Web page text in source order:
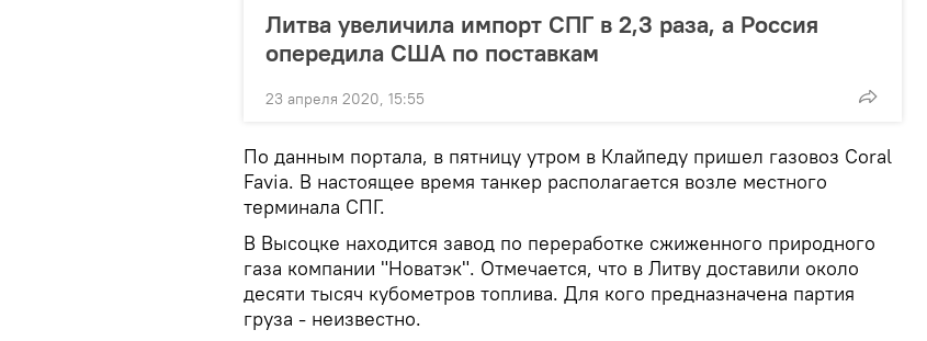
Литва увеличила импорт СПГ в 2,3 раза, а Россия
опередила США по поставкам
23 апреля 2020, 15:55
По данным портала, в пятницу утром в Клайпеду пришел газовоз Coral
Favia. В настоящее время танкер располагается возле местного
терминала СПГ.
В Высоцке находится завод по переработке сжиженного природного
газа компании "Новатэк". Отмечается, что в Литву доставили около
десяти тысяч кубометров топлива. Для кого предназначена партия
груза - неизвестно.